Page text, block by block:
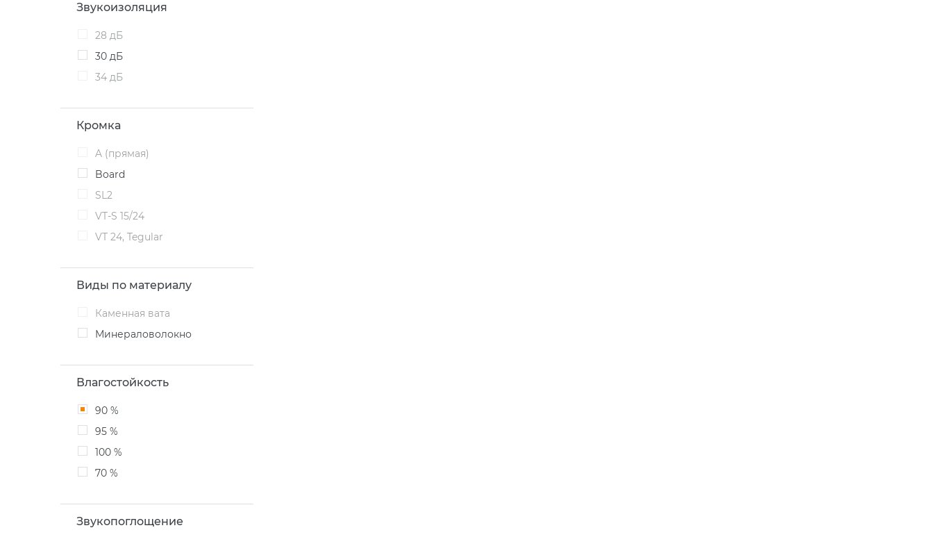
Звукоизоляция
28 дБ
30 дБ
34 дБ
Кромка
A (прямая)
Board
SL2
VT-S 15/24
VT 24, Tegular
Виды по материалу
Каменная вата
Минераловолокно
Влагостойкость
90 %
95 %
100 %
70 %
Звукопоглощение